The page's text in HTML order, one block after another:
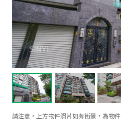
請注意，上方物件照片如有街景，為物
2026年5月業績破百萬經紀人員 2025年10